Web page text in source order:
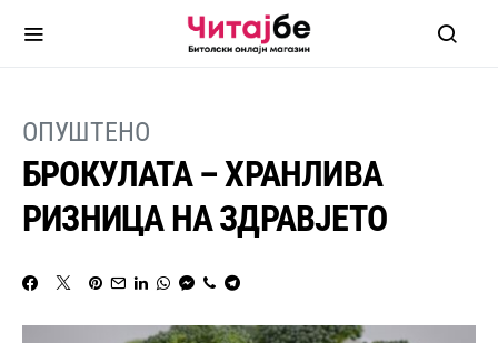
ОПУШТЕНО
БРОКУЛАТА – ХРАНЛИВА
РИЗНИЦА НА ЗДРАВЈЕТО